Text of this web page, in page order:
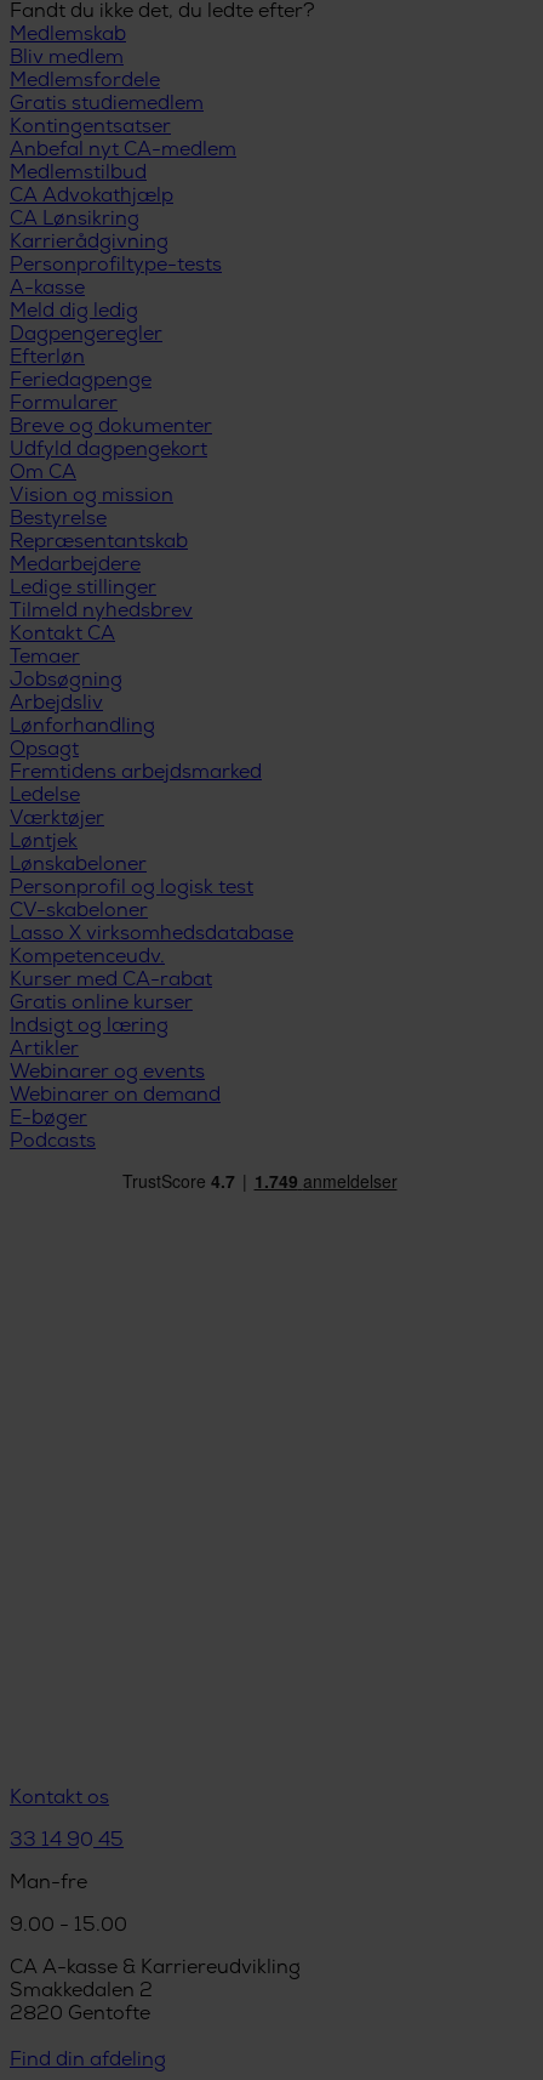
Fandt du ikke det, du ledte efter?
Medlemskab
Bliv medlem
Medlemsfordele
Gratis studiemedlem
Kontingentsatser
Anbefal nyt CA-medlem
Medlemstilbud
CA Advokathjælp
CA Lønsikring
Karrierådgivning
Personprofiltype-tests
A-kasse
Meld dig ledig
Dagpengeregler
Efterløn
Feriedagpenge
Formularer
Breve og dokumenter
Udfyld dagpengekort
Om CA
Vision og mission
Bestyrelse
Repræsentantskab
Medarbejdere
Ledige stillinger
Tilmeld nyhedsbrev
Kontakt CA
Temaer
Jobsøgning
Arbejdsliv
Lønforhandling
Opsagt
Fremtidens arbejdsmarked
Ledelse
Værktøjer
Løntjek
Lønskabeloner
Personprofil og logisk test
CV-skabeloner
Lasso X virksomhedsdatabase
Kompetenceudv.
Kurser med CA-rabat
Gratis online kurser
Indsigt og læring
Artikler
Webinarer og events
Webinarer on demand
E-bøger
Podcasts
Kontakt os
33 14 90 45
Man-fre
9.00 - 15.00
CA A-kasse & Karriereudvikling
Smakkedalen 2
2820 Gentofte
Find din afdeling